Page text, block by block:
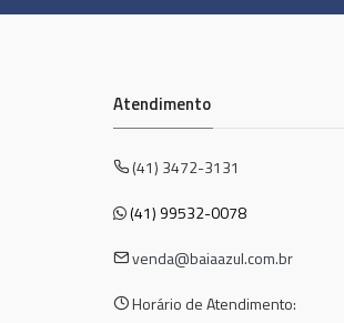
Atendimento
(41) 3472-3131
(41) 99532-0078
venda@baiaazul.com.br
Horário de Atendimento: